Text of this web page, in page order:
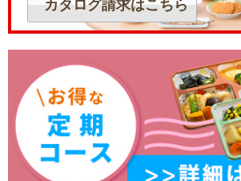
カタログ請求はこちら